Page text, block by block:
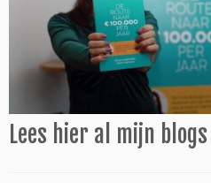
Lees hier al mijn